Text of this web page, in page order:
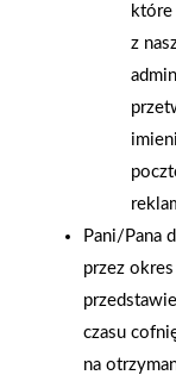
2026-01-
Grupa PSB
gra z WOŚP.
firmowa
rzecz
dziecięcej
które
z
Pani/Pana
przez
czasu
na